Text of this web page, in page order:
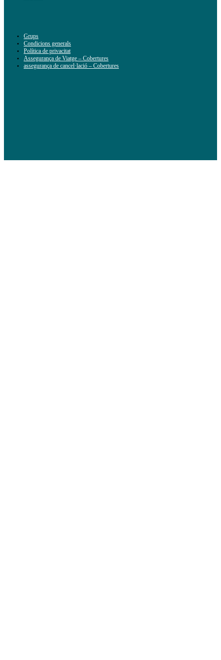
Grups
Condicions generals
Política de privacitat
Assegurança de Viatge – Cobertures
assegurança de cancel·lació – Cobertures